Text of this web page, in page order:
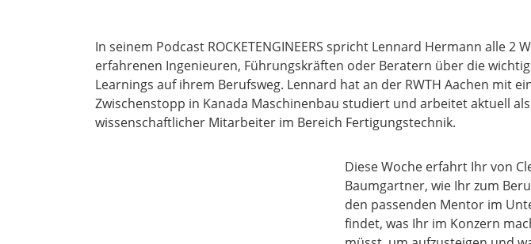
In seinem Podcast ROCKETENGINEERS spricht Lennard Hermann alle 2
erfahrenen Ingenieuren, Führungskräften oder Beratern über die
Learnings auf ihrem Berufsweg. Lennard hat an der RWTH Aachen mit
Zwischenstopp in Kanada Maschinenbau studiert und arbeitet aktuell als
wissenschaftlicher Mitarbeiter im Bereich Fertigungstechnik.
Diese Woche erfahrt Ihr von
Baumgartner, wie Ihr zum
den passenden Mentor im
findet, was Ihr im Konzern